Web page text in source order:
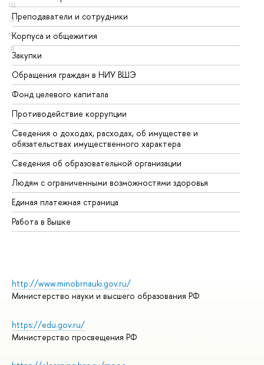
Щ
Э
Ю
Я
Преподаватели и сотрудники
Корпуса и общежития
Закупки
Обращения граждан в НИУ ВШЭ
Фонд целевого капитала
Противодействие коррупции
Сведения о доходах, расходах, об имуществе и
обязательствах имущественного характера
Сведения об образовательной организации
Людям с ограниченными возможностями здоровья
Единая платежная страница
Работа в Вышке
http://www.minobrnauki.gov.ru/
Министерство науки и высшего образования РФ
https://edu.gov.ru/
Министерство просвещения РФ